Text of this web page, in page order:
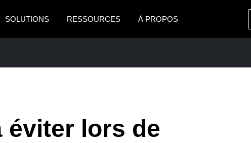
SOLUTIONS RESSOURCES À PROPOS
México (Español)
éviter lors de